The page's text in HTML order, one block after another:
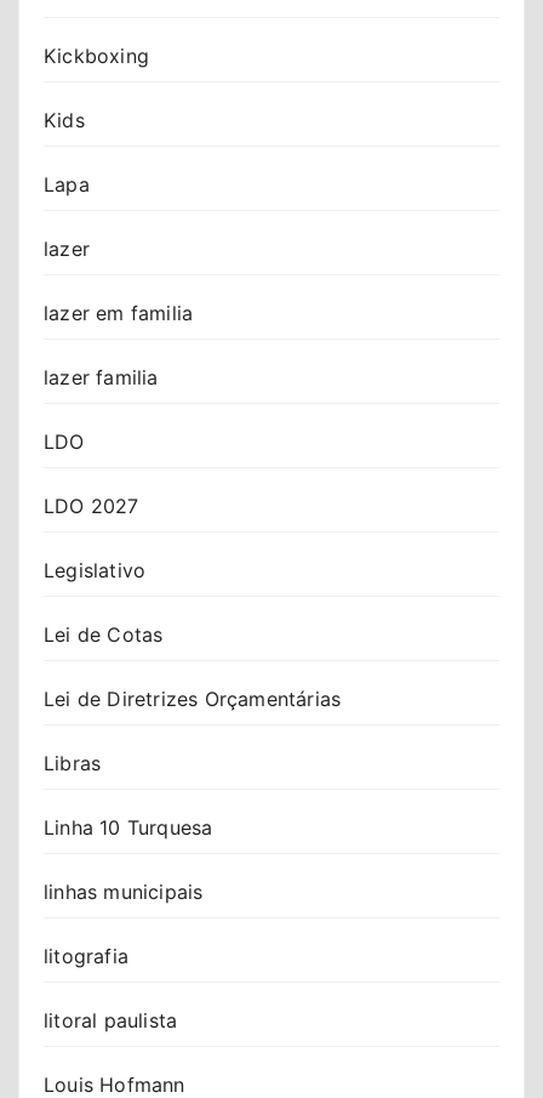
Kickboxing
Kids
Lapa
lazer
lazer em familia
lazer familia
LDO
LDO 2027
Legislativo
Lei de Cotas
Lei de Diretrizes Orçamentárias
Libras
Linha 10 Turquesa
linhas municipais
litografia
litoral paulista
Louis Hofmann